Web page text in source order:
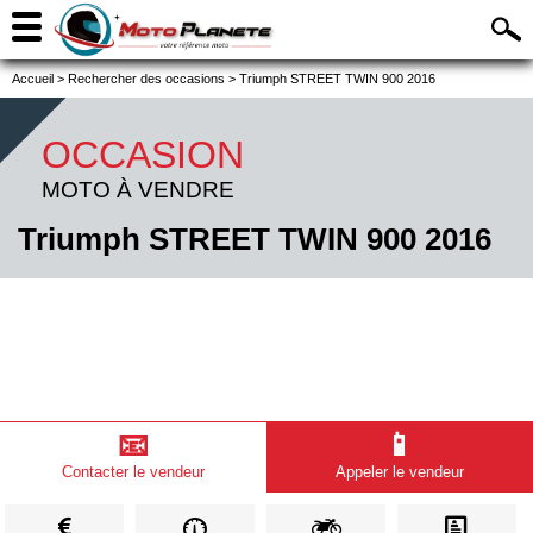
Accueil > Rechercher des occasions > Triumph STREET TWIN 900 2016
OCCASION
MOTO À VENDRE
Triumph STREET TWIN 900 2016
📧
Contacter le vendeur
📱
Appeler le vendeur